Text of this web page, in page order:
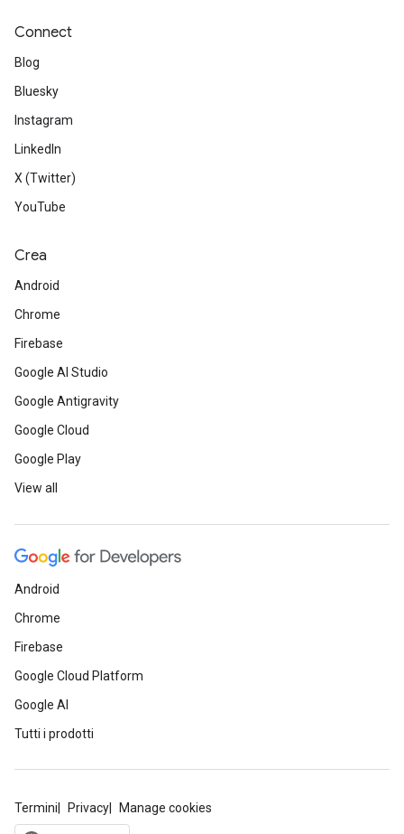
Connect
Blog
Bluesky
Instagram
LinkedIn
X (Twitter)
YouTube
Crea
Android
Chrome
Firebase
Google AI Studio
Google Antigravity
Google Cloud
Google Play
View all
Android
Chrome
Firebase
Google Cloud Platform
Google AI
Tutti i prodotti
Termini Privacy Manage cookies